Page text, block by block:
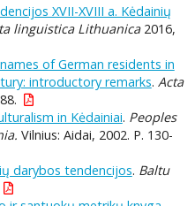
XVII-XVIII a. Kėdainių
linguistica Lithuanica2016,
of German residents in
introductory remarks. Acta
in Kėdainiai. Peoples
Vilnius: Aidai, 2002. P. 130-
darybos tendencijos. Baltu